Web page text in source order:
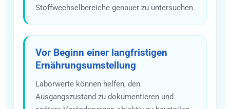
Stoffwechselbereiche genauer zu untersuchen.
Vor Beginn einer langfristigen
Ernährungsumstellung
Laborwerte können helfen, den
Ausgangszustand zu dokumentieren und